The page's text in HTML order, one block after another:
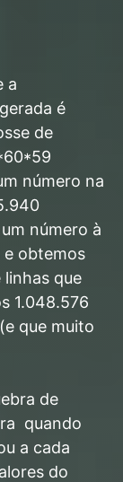
a
é
de
número na
número à
obtemos
linhas que
1.048.576
que muito
de
quando
a cada
do